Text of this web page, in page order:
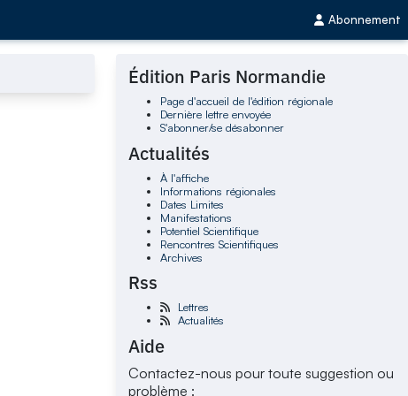
Abonnement
Édition Paris Normandie
Page d'accueil de l'édition régionale
Dernière lettre envoyée
S'abonner/se désabonner
Actualités
À l'affiche
Informations régionales
Dates Limites
Manifestations
Potentiel Scientifique
Rencontres Scientifiques
Archives
Rss
Lettres
Actualités
Aide
Contactez-nous pour toute suggestion ou
problème :